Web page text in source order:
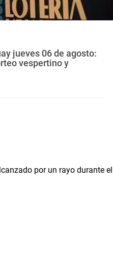
jueves 06 de agosto:
vespertino y